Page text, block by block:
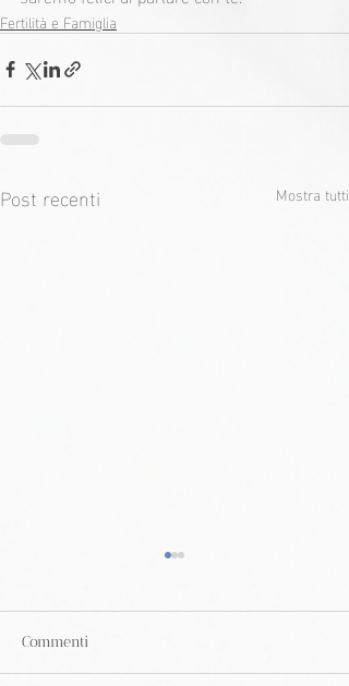
Fertilità e Famiglia
Post recenti Mostra tutti
Commenti